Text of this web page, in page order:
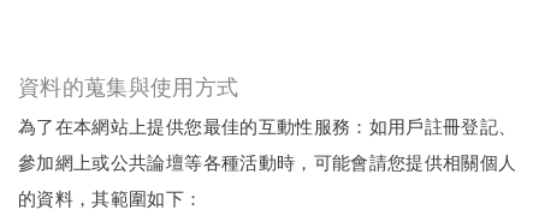
資料的蒐集與使用方式
為了在本網站上提供您最佳的互動性服務：如用戶註冊登記、
參加網上或公共論壇等各種活動時，可能會請您提供相關個人
的資料，其範圍如下：